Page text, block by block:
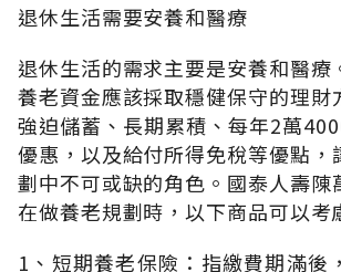
退休生活需要安養和醫療
退休生活的需求主要是安養和醫療
養老資金應該採取穩健保守的理財
強迫儲蓄、長期累積、每年2萬
優惠，以及給付所得免稅等優點，
劃中不可或缺的角色。國泰人壽陳
在做養老規劃時，以下商品可以考
1、短期養老保險：指繳費期滿後